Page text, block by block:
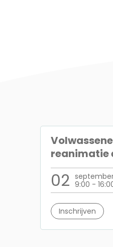
reanimatie
02 9:00 -
Inschrijven